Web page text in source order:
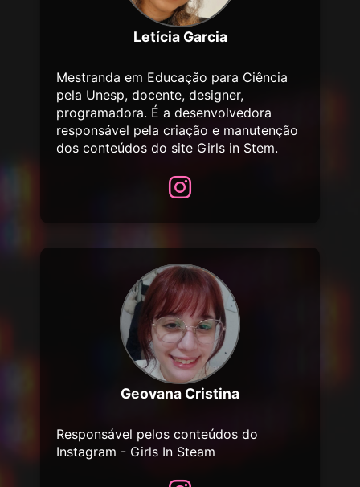
Letícia Garcia
Mestranda em Educação para Ciência
pela Unesp, docente, designer,
programadora. É a desenvolvedora
responsável pela criação e manutenção
dos conteúdos do site Girls in Stem.
Geovana Cristina
Responsável pelos conteúdos do
Instagram - Girls In Steam